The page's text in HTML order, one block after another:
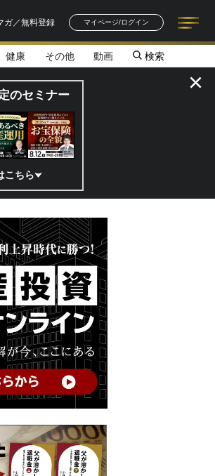
ガ／無料登録
マイページ/ログイン
記事一覧
著者一覧
健康 その他 動画 検索
コがスゴイ！／補助金から実需へ、知られ
のセミナー
こちら
×